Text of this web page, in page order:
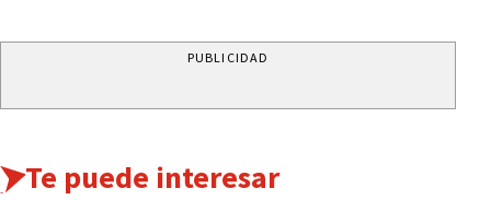
PUBLICIDAD
Te puede interesar